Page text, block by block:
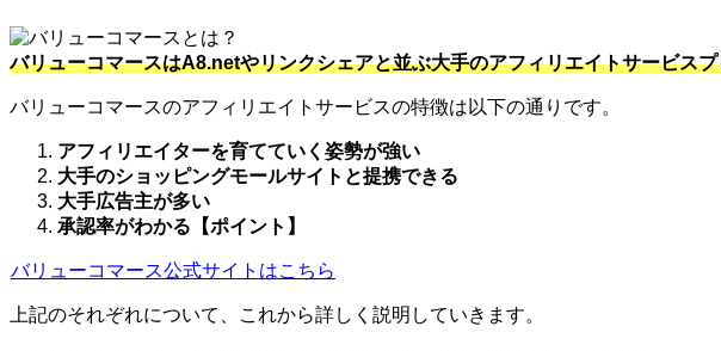
バリューコマースはA8.netやリンクシェアと並ぶ大手のアフィリエイトサービス
バリューコマースのアフィリエイトサービスの特徴は以下の通りです。
アフィリエイターを育てていく姿勢が強い
大手のショッピングモールサイトと提携できる
大手広告主が多い
承認率がわかる【ポイント】
バリューコマース公式サイトはこちら
上記のそれぞれについて、これから詳しく説明していきます。